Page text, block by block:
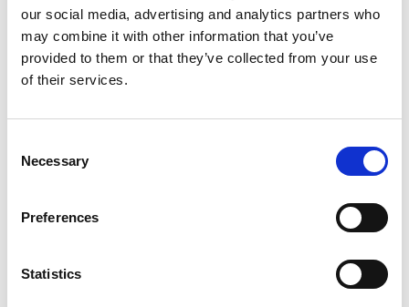
our social media, advertising and analytics partners who
may combine it with other information that you’ve
provided to them or that they’ve collected from your use
of their services.
Selection
Necessary
Preferences
Statistics
RUPLAN
Kontakt